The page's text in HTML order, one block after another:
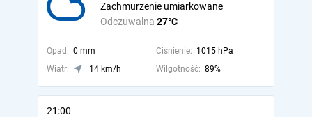
Odczuwalna 27°C
Zachmurzenie umiarkowane
Opad: 0 mm Ciśnienie: 1015 hPa
Wiatr:
14 km/h Wilgotność: 89%
21:00